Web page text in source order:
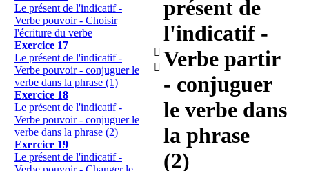
Le présent de l'indicatif -
Verbe pouvoir - Choisir
l'écriture du verbe
Exercice 17
Le présent de l'indicatif -
Verbe pouvoir - conjuguer le
verbe dans la phrase (1)
Exercice 18
Le présent de l'indicatif -
Verbe pouvoir - conjuguer le
verbe dans la phrase (2)
Exercice 19
Le présent de l'indicatif -


présent de
l'indicatif -
Verbe partir
- conjuguer
le verbe dans
la phrase
(2)